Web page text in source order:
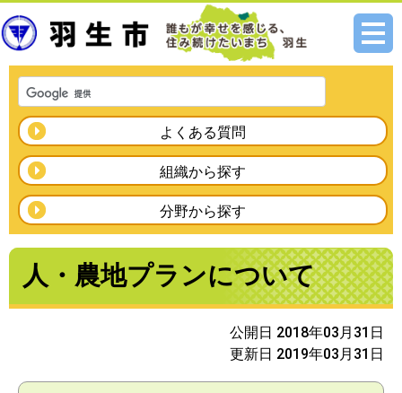
メニ
よくある質問
組織から探す
分野から探す
人・農地プランについて
公開日 2018年03月31日
更新日 2019年03月31日